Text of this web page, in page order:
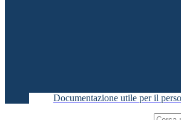
Documentazione utile per il